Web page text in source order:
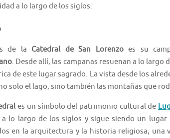
a lo largo de los siglos.
de la Catedral de San Lorenzoes su
. Desde allí, las campanas resuenan a lo largo
de este lugar sagrado. La vista desde los
solo el lago, sino también las montañas que
es un símbolo del patrimonio cultural de
lo largo de los siglos y sigue siendo un
en la arquitectura y la historia religiosa, una